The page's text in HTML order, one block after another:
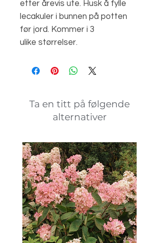
etter årevis ute. Husk å fylle
lecakuler i bunnen på potten
før jord. Kommer i 3
ulike størrelser.
Ta en titt på følgende
alternativer